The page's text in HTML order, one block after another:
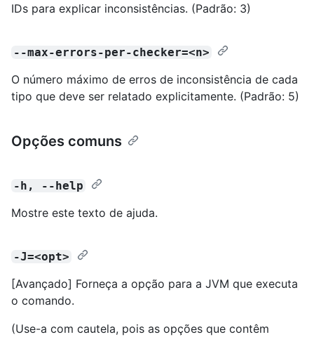
IDs para explicar inconsistências. (Padrão: 3)
--max-errors-per-checker=<n>
O número máximo de erros de inconsistência de cada
tipo que deve ser relatado explicitamente. (Padrão: 5)
Opções comuns
-h, --help
Mostre este texto de ajuda.
-J=<opt>
[Avançado] Forneça a opção para a JVM que executa
o comando.
(Use-a com cautela, pois as opções que contêm